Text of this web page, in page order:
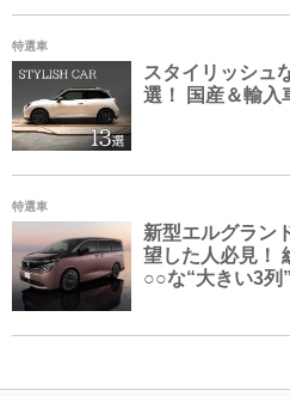
特選車
スタイリッシュ
選！ 国産＆輸入
特選車
新型エルグラン
望した人必見！
○○な“大きい3列